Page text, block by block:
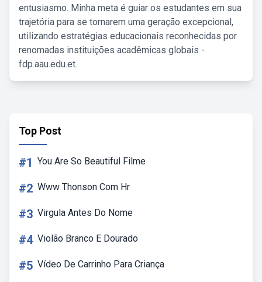
entusiasmo. Minha meta é guiar os estudantes em sua
trajetória para se tornarem uma geração excepcional,
utilizando estratégias educacionais reconhecidas por
renomadas instituições acadêmicas globais -
fdp.aau.edu.et.
Top Post
#1 You Are So Beautiful Filme
#2 Www Thonson Com Hr
#3 Virgula Antes Do Nome
#4 Violão Branco E Dourado
#5 Vídeo De Carrinho Para Criança